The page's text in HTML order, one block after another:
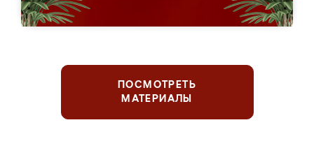
ПОСМОТРЕТЬ
МАТЕРИАЛЫ